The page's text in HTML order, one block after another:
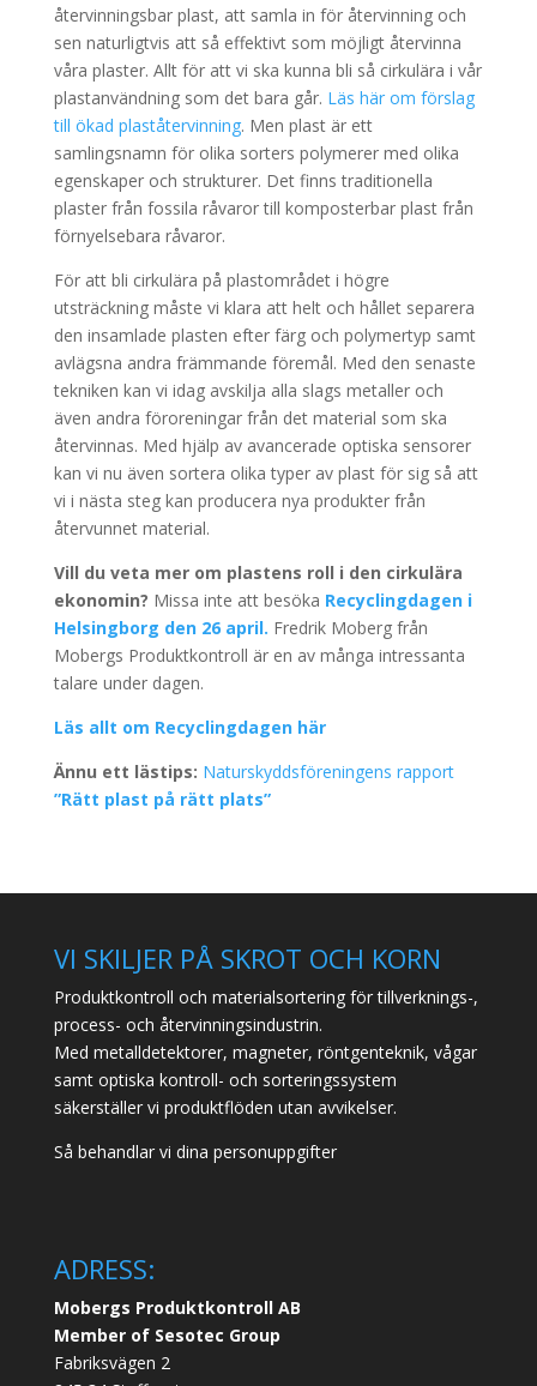
återvinningsbar plast, att samla in för återvinning och
sen naturligtvis att så effektivt som möjligt återvinna
våra plaster. Allt för att vi ska kunna bli så cirkulära i vår
plastanvändning som det bara går. Läs här om förslag
till ökad plaståtervinning. Men plast är ett
samlingsnamn för olika sorters polymerer med olika
egenskaper och strukturer. Det finns traditionella
plaster från fossila råvaror till komposterbar plast från
förnyelsebara råvaror.
För att bli cirkulära på plastområdet i högre
utsträckning måste vi klara att helt och hållet separera
den insamlade plasten efter färg och polymertyp samt
avlägsna andra främmande föremål. Med den senaste
tekniken kan vi idag avskilja alla slags metaller och
även andra föroreningar från det material som ska
återvinnas. Med hjälp av avancerade optiska sensorer
kan vi nu även sortera olika typer av plast för sig så att
vi i nästa steg kan producera nya produkter från
återvunnet material.
Vill du veta mer om plastens roll i den cirkulära
ekonomin? Missa inte att besöka Recyclingdagen i
Helsingborg den 26 april. Fredrik Moberg från
Mobergs Produktkontroll är en av många intressanta
talare under dagen.
Läs allt om Recyclingdagen här
Ännu ett lästips: Naturskyddsföreningens rapport
”Rätt plast på rätt plats”
VI SKILJER PÅ SKROT OCH KORN
Produktkontroll och materialsortering för tillverknings-,
process- och återvinningsindustrin.
Med metalldetektorer, magneter, röntgenteknik, vågar
samt optiska kontroll- och sorteringssystem
säkerställer vi produktflöden utan avvikelser.
Så behandlar vi dina personuppgifter
ADRESS:
Mobergs Produktkontroll AB
Member of Sesotec Group
Fabriksvägen 2